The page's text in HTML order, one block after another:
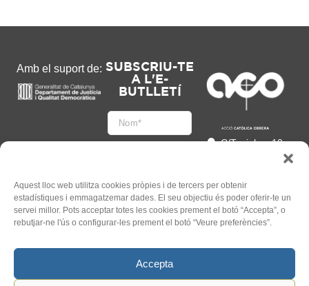
Aquest lloc web utilitza cookies pròpies i de tercers per obtenir
estadístiques i emmagatzemar dades. El seu objectiu és poder oferir-te un
servei millor. Pots acceptar totes les cookies prement el botó “Accepta”, o
rebutjar-ne l'ús o configurar-les prement el botó “Veure preferències”.
Accepta
Amb el suport de: SUBSCRIU-TE
A L'E-
BUTLLETÍ
Accepto
l'Informació legal
C/Tapioles, 10
93 505 86 86
hola@acocat.org